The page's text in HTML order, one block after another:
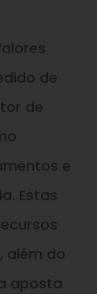
de
de
e
Estas
além do
aposta